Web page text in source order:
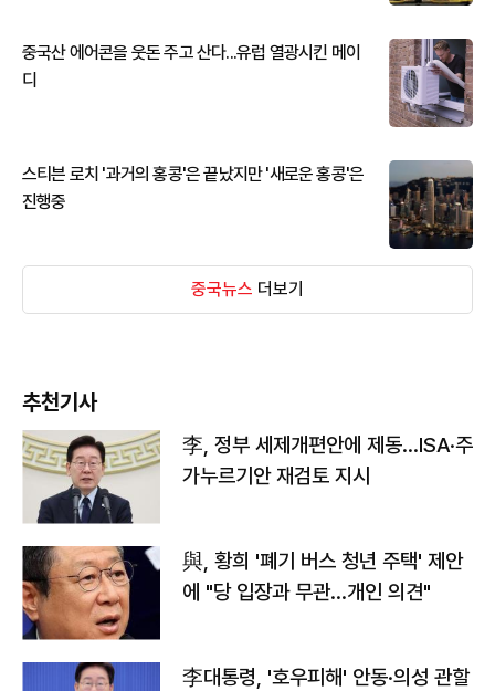
중국산 에어콘을 웃돈 주고 산다...유럽 열광시킨 메이
디
스티븐 로치 '과거의 홍콩'은 끝났지만 '새로운 홍콩'은
진행중
중국뉴스 더보기
추천기사
李, 정부 세제개편안에 제동…ISA·주
가누르기안 재검토 지시
與, 황희 '폐기 버스 청년 주택' 제안
에 "당 입장과 무관…개인 의견"
李대통령, '호우피해' 안동·의성 관할